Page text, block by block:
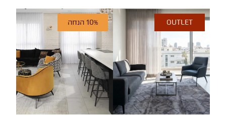
OUTLET 10% הנחה